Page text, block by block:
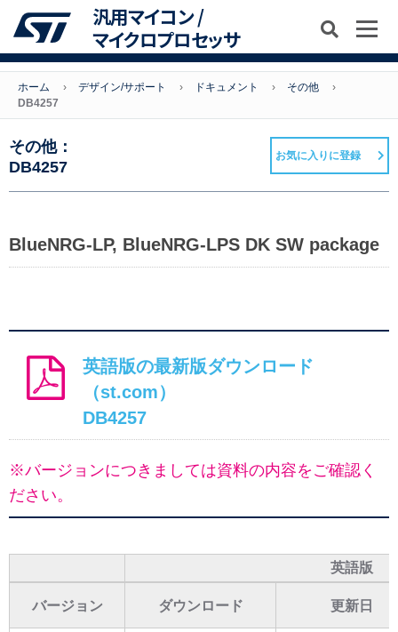
汎用マイコン /
マイクロプロセッサ
ホーム デザイン/サポート ドキュメント
その他
DB4257
その他：
DB4257
お気に入りに登録
BlueNRG-LP, BlueNRG-LPS DK SW package
英語版の最新版ダウンロード
（st.com）
DB4257
※バージョンにつきましては資料の内容をご確認く
ださい。
英語版
バージョン ダウンロード 更新日